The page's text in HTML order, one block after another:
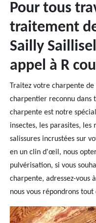
Pour tous
traitement
Sailly
appel à R
Traitez votre charpente
charpentier reconnu dans
charpente est notre
insectes, les parasites, les
salissures incrustées sur
en un clin d'œil, nous
pulvérisation, si vous
charpente, adressez-vous
nous vous répondrons tout